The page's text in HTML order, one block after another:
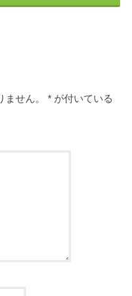
せん。 * が付いている